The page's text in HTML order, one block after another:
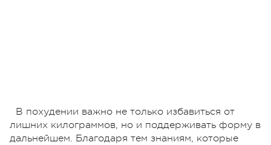
В похудении важно не только избавиться от
лишних килограммов, но и поддерживать форму в
дальнейшем. Благодаря тем знаниям, которые